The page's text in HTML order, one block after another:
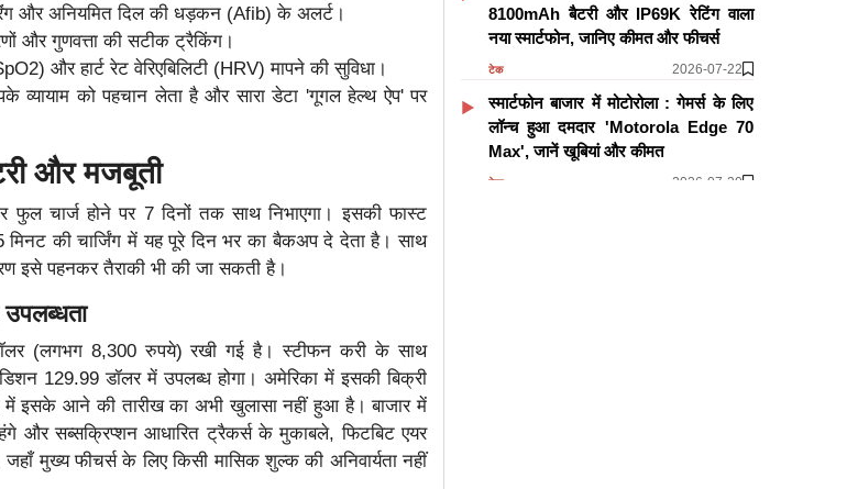
और अनियमित दिल की धड़कन (Afib) के अलर्ट।
और गुणवत्ता की सटीक ट्रैकिंग।
और हार्ट रेट वेरिएबिलिटी (HRV) मापने की सुविधा।
व्यायाम को पहचान लेता है और सारा डेटा 'गूगल हेल्थ ऐप' पर
और मजबूती
फुल चार्ज होने पर 7 दिनों तक साथ निभाएगा। इसकी फास्ट
मिनट की चार्जिंग में यह पूरे दिन भर का बैकअप दे देता है। साथ
इसे पहनकर तैराकी भी की जा सकती है।
(लगभग 8,300 रुपये) रखी गई है। स्टीफन करी के साथ
129.99 डॉलर में उपलब्ध होगा। अमेरिका में इसकी बिक्री
में इसके आने की तारीख का अभी खुलासा नहीं हुआ है। बाजार में
सब्सक्रिप्शन आधारित ट्रैकर्स के मुकाबले, फिटबिट एयर
मुख्य फीचर्स के लिए किसी मासिक शुल्क की अनिवार्यता नहीं
8100mAh बैटरी और IP69K रेटिंग वाला
नया स्मार्टफोन, जानिए कीमत और फीचर्स
टेक 2026-07-22
स्मार्टफोन बाजार में मोटोरोला : गेमर्स के लिए
लॉन्च हुआ दमदार 'Motorola Edge 70
Max', जानें खूबियां और कीमत
टेक 2026-07-20